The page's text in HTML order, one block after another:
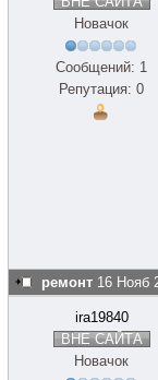
Новачок
Сообщений: 1
Репутация: 0
ремонт 16 Нояб
ira19840
ВНЕ САЙТА
Новачок